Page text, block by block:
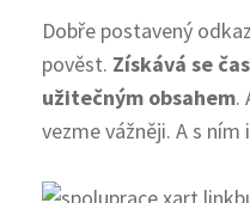
Dobře postavený
pověst. Získává se
užitečným obsahem.
vezme vážněji. A s